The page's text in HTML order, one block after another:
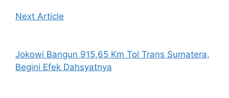
Next Article
Jokowi Bangun 915,65 Km Tol Trans Sumatera,
Begini Efek Dahsyatnya